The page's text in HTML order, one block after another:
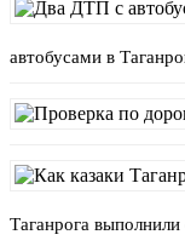
автобусами в
Таганрога